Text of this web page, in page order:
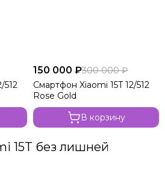
512
150 000 ₽300 000 ₽
Смартфон Xiaomi 15T 12/512
Rose Gold
В корзину
15T без лишней